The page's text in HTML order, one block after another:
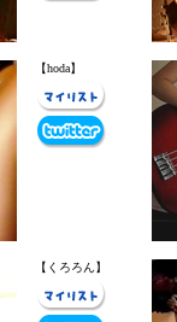
【hoda】
【くろろん】